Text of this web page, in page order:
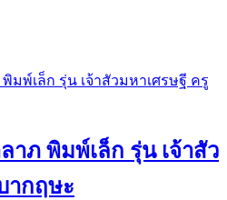
ภ พิมพ์เล็ก รุ่น เจ้าสัว
ากฤษะ